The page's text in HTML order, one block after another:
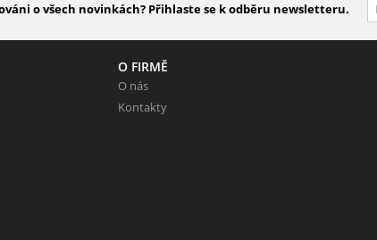
o všech novinkách? Přihlaste se k odběru newsletteru.
O FIRMĚ
O nás
Kontakty